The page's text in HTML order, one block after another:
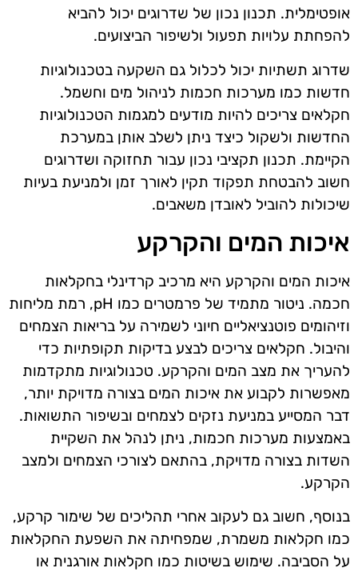
אופטימלית. תכנון נכון של שדרוגים יכול להביא
להפחתת עלויות תפעול ולשיפור הביצועים.
שדרוג תשתיות יכול לכלול גם השקעה בטכנולוגיות
חדשות כמו מערכות חכמות לניהול מים וחשמל.
חקלאים צריכים להיות מודעים למגמות הטכנולוגיות
החדשות ולשקול כיצד ניתן לשלב אותן במערכת
הקיימת. תכנון תקציבי נכון עבור תחזוקה ושדרוגים
חשוב להבטחת תפקוד תקין לאורך זמן ולמניעת בעיות
שיכולות להוביל לאובדן משאבים.
איכות המים והקרקע
איכות המים והקרקע היא מרכיב קרדינלי בחקלאות
חכמה. ניטור מתמיד של פרמטרים כמו pH, רמת מליחות
וזיהומים פוטנציאליים חיוני לשמירה על בריאות הצמחים
והיבול. חקלאים צריכים לבצע בדיקות תקופתיות כדי
להעריך את מצב המים והקרקע. טכנולוגיות מתקדמות
מאפשרות לקבוע את איכות המים בצורה מדויקת יותר,
דבר המסייע במניעת נזקים לצמחים ובשיפור התשואות.
באמצעות מערכות חכמות, ניתן לנהל את השקיית
השדות בצורה מדויקת, בהתאם לצורכי הצמחים ולמצב
הקרקע.
בנוסף, חשוב גם לעקוב אחרי תהליכים של שימור קרקע,
כמו חקלאות משמרת, שמפחיתה את השפעת החקלאות
על הסביבה. שימוש בשיטות כמו חקלאות אורגנית או